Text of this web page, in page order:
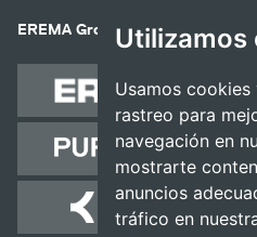
Utilizamos
Usamos
rastreo para
navegación en
mostrarte
anuncios
tráfico en
EREMA Group companies